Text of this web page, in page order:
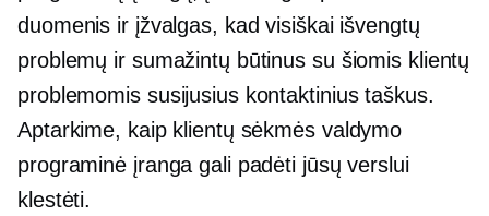
duomenis ir įžvalgas, kad visiškai išvengtų
problemų ir sumažintų būtinus su šiomis klientų
problemomis susijusius kontaktinius taškus.
Aptarkime, kaip klientų sėkmės valdymo
programinė įranga gali padėti jūsų verslui
klestėti.